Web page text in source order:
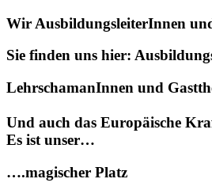
Wir AusbildungsleiterInnen
Sie finden uns hier:
LehrschamanInnen und
Und auch das Europäische
Es ist unser…
….magischer Platz